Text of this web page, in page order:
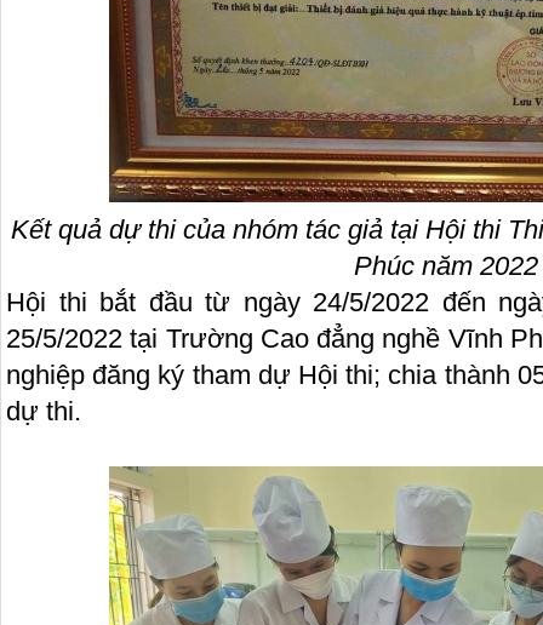
Kết quả dự thi của nhóm tác giả tại Hội thi
Phúc năm 2022
Hội thi bắt đầu từ ngày 24/5/2022 đến
25/5/2022 tại Trường Cao đẳng nghề Vĩnh
nghiệp đăng ký tham dự Hội thi; chia thành
dự thi.